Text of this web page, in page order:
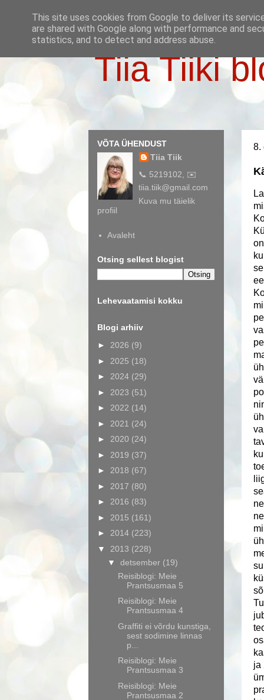
Tiia Tiiki
8.
ja
VÕTA ÜHENDUST
Tiia Tiik
📞 5219102, ✉️
tiia.tiik@gmail.com
Kuva mu täielik
profiil
Avaleht
Otsing sellest blogist
Lehevaatamisi kokku
Blogi arhiiv
► 2026 (9)
► 2025 (18)
► 2024 (29)
► 2023 (51)
► 2022 (14)
► 2021 (24)
► 2020 (24)
► 2019 (37)
► 2018 (67)
► 2017 (80)
► 2016 (83)
► 2015 (161)
► 2014 (223)
▼ 2013 (228)
▼ detsember (19)
Reisiblogi: Meie
Prantsusmaa 5
Reisiblogi: Meie
Prantsusmaa 4
Graffiti ei võrdu kunstiga,
sest sodimine linnas
p...
Reisiblogi: Meie
Prantsusmaa 3
Reisiblogi: Meie
Prantsusmaa 2
This site uses cookies from Google to deliver its
are shared with Google along with performance and
statistics, and to detect and address abuse.